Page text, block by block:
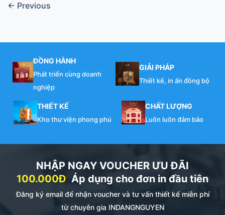
← Previous
ĐỒNG HÀNH
Phát triển cùng doanh
nghiệp
GIẢI PHÁP
Thiết kế, in ấn đồng bộ
THIẾT KẾ
Kho thư viện phong phú
CHẤT LƯỢNG
Luôn luôn đảm bảo
NHẬP NGAY VOUCHER ƯU ĐÃI
100.000Đ Áp dụng cho đơn in đầu tiên
Đăng ký email để nhận voucher và tư vấn thiết kế miễn phí
từ chuyên gia INDANGNGUYEN